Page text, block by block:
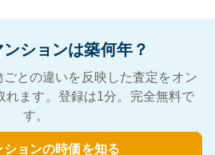
ションは築何年？
との違いを反映した査定をオン
れます。登録は1分。完全無料で
す。
ョンの時価を知る